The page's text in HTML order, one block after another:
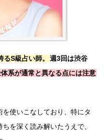
S級占い師。
週3回は渋谷
系が通常と異なる点には注意
使いこなしており、特にタ
を深く読み解いたうえで、